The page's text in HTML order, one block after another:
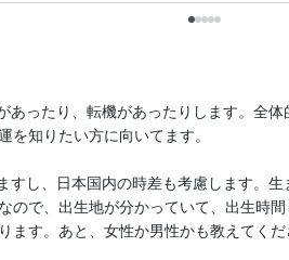
ったり、転機があったりします。全体
を知りたい方に向いてます。
し、日本国内の時差も考慮します。生
ので、出生地が分かっていて、出生時間
ます。あと、女性か男性かも教えてくだ